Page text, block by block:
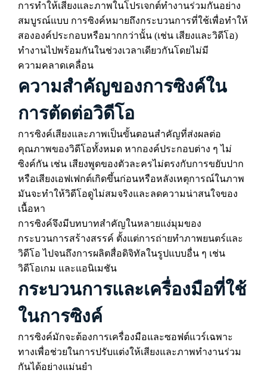
การทำให้เสียงและภาพในโปรเจกต์ทำงานร่วมกันอย่าง
สมบูรณ์แบบ การซิงค์หมายถึงกระบวนการที่ใช้เพื่อทำให้
สององค์ประกอบหรือมากกว่านั้น (เช่น เสียงและวิดีโอ)
ทำงานไปพร้อมกันในช่วงเวลาเดียวกันโดยไม่มี
ความคลาดเคลื่อน
ความสำคัญของการซิงค์ใน
การตัดต่อวิดีโอ
การซิงค์เสียงและภาพเป็นขั้นตอนสำคัญที่ส่งผลต่อ
คุณภาพของวิดีโอทั้งหมด หากองค์ประกอบต่าง ๆ ไม่
ซิงค์กัน เช่น เสียงพูดของตัวละครไม่ตรงกับการขยับปาก
หรือเสียงเอฟเฟกต์เกิดขึ้นก่อนหรือหลังเหตุการณ์ในภาพ
มันจะทำให้วิดีโอดูไม่สมจริงและลดความน่าสนใจของ
เนื้อหา
การซิงค์จึงมีบทบาทสำคัญในหลายแง่มุมของ
กระบวนการสร้างสรรค์ ตั้งแต่การถ่ายทำภาพยนตร์และ
วิดีโอ ไปจนถึงการผลิตสื่อดิจิทัลในรูปแบบอื่น ๆ เช่น
วิดีโอเกม และแอนิเมชัน
กระบวนการและเครื่องมือที่ใช้
ในการซิงค์
การซิงค์มักจะต้องการเครื่องมือและซอฟต์แวร์เฉพาะ
ทางเพื่อช่วยในการปรับแต่งให้เสียงและภาพทำงานร่วม
กันได้อย่างแม่นยำ